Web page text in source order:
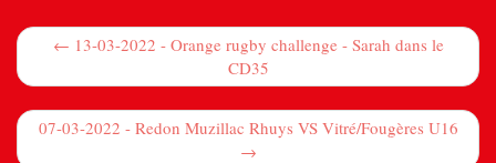
← 13-03-2022 - Orange rugby challenge - Sarah dans le
CD35
07-03-2022 - Redon Muzillac Rhuys VS Vitré/Fougères U16
→